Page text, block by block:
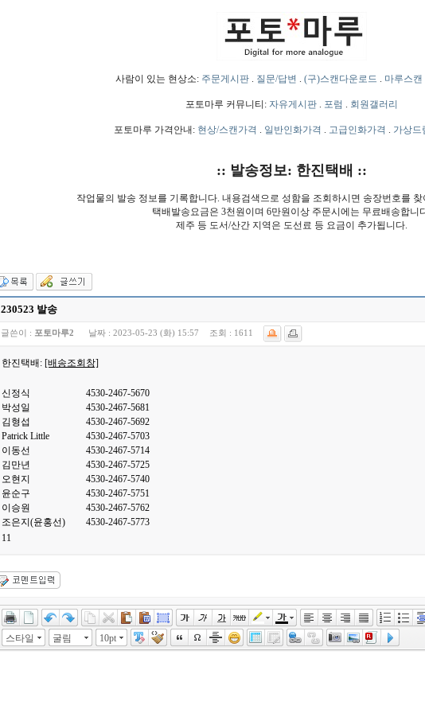
사람이 있는 현상소: 주문게시판. 질문/답변 . (구)스캔다운로드 . 마루스캔
포토마루 커뮤니티: 자유게시판. 포럼 . 회원갤러리
포토마루 가격안내: 현상/스캔가격 . 일반인화가격 . 고급인화가격 . 가상드
:: 발송정보: 한진택배 ::
작업물의 발송 정보를 기록합니다. 내용검색으로 성함을 조회하시면 송장번호를
택배발송요금은 3천원이며 6만원이상 주문시에는 무료배송합니
제주 등 도서/산간 지역은 도선료 등 요금이 추가됩니다.
230523 발송
글쓴이 : 포토마루2 날짜 : 2023-05-23 (화) 15:57 조회 : 1611
한진택배: [배송조회창]
신정식
4530-2467-5670
박성일
4530-2467-5681
김형섭
4530-2467-5692
Patrick Little
4530-2467-5703
이동선
4530-2467-5714
김만년
4530-2467-5725
오현지
4530-2467-5740
윤순구
4530-2467-5751
이승원
4530-2467-5762
조은지(윤홍선)
4530-2467-5773
11
스타일 굴림 10pt